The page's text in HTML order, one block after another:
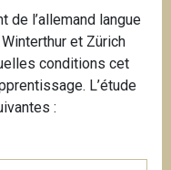
de l’allemand langue
et Zürich
conditions cet
L’étude
: